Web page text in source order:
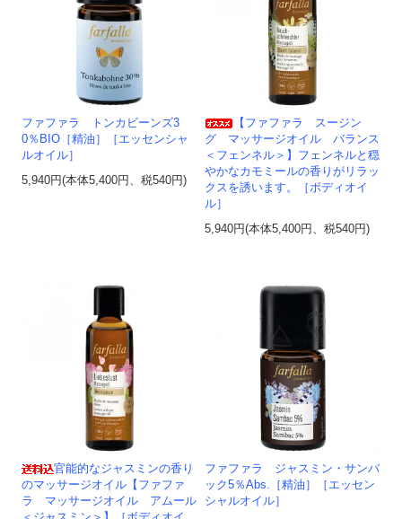
ファファラ トンカビーンズ3
0％BIO［精油］［エッセンシャ
ルオイル］
5,940円(本体5,400円、税540円)
【ファファラ スージン
グ マッサージオイル バランス
＜フェンネル＞】フェンネルと穏
やかなカモミールの香りがリラッ
クスを誘います。［ボディオイ
ル］
5,940円(本体5,400円、税540円)
官能的なジャスミンの香り
のマッサージオイル【ファファ
ラ マッサージオイル アムール
ファファラ ジャスミン・サンバ
ック5％Abs.［精油］［エッセン
シャルオイル］